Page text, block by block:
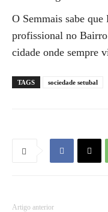
O Semmais sabe
profissional no
cidade onde sempre
TAGS sociedade setubal
Artigo anterior